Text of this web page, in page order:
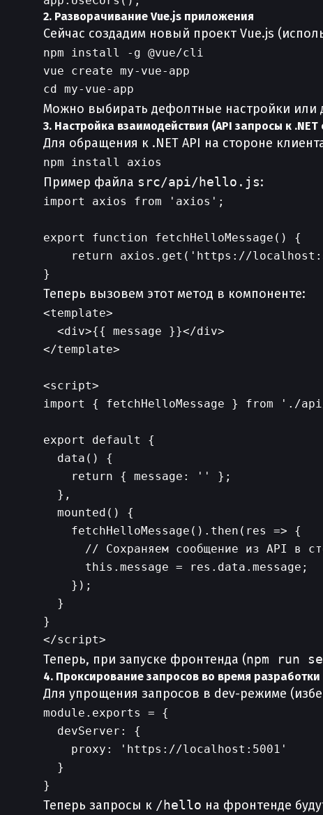
2. Разворачивание Vue.js приложения
Сейчас создадим новый проект Vue.js
npm install -g @vue/cli
vue create my-vue-app
Можно выбирать дефолтные настройки или
3. Настройка взаимодействия (API запросы к .NET
Для обращения к .NET API на стороне
Пример файла src/api/hello.js:
import axios from 'axios';
export function fetchHelloMessage() {
return axios.get('https://
Теперь вызовем этот метод в компоненте:
<template>
  <div>{{ message }}</div>
</template>
<script>
import { fetchHelloMessage } from './
export default {
  data() {
    return { message: '' };
  },
  mounted() {
    fetchHelloMessage().then(res => {
// Сохраняем сообщение из API в
      this.message = res.data.message;
    });
  }
}
Теперь, при запуске фронтенда (npm run
4. Проксирование запросов во время разработки
Для упрощения запросов в dev-режиме
module.exports = {
  devServer: {
    proxy: 'https://localhost:5001'
  }
Теперь запросы к /hello на фронтенде